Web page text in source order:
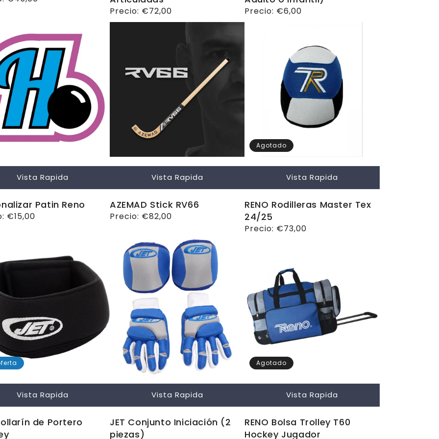
Precio
habitual
Precio: €72,00
Precio
Precio: €6,00
Vista Rapida
Patin Reno
€15,00
Vista Rapida
AZEMAD Stick RV66
Precio
Precio: €82,00
Agotado
Vista Rapida
RENO Rodilleras Master Tex
24/25
Precio
Precio: €73,00
Vista Rapida
de Portero
Vista Rapida
JET Conjunto Iniciación (2
piezas)
Agotado
Vista Rapida
RENO Bolsa Trolley T60
Hockey Jugador